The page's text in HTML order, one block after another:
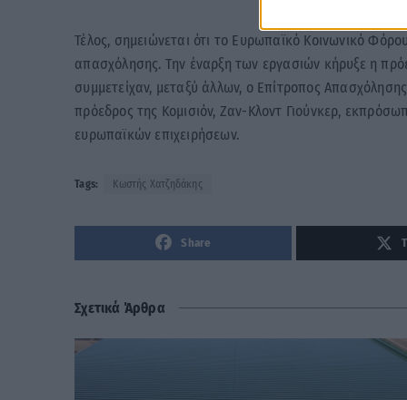
Τέλος, σημειώνεται ότι το Ευρωπαϊκό Κοινωνικό
απασχόλησης. Την έναρξη των εργασιών κήρυξε η
συμμετείχαν, μεταξύ άλλων, ο Επίτροπος
πρόεδρος της Κομισιόν, Ζαν-Κλοντ Γιούνκερ,
ευρωπαϊκών επιχειρήσεων.
Tags: Κωστής Χατζηδάκης
Share
Σχετικά Άρθρα